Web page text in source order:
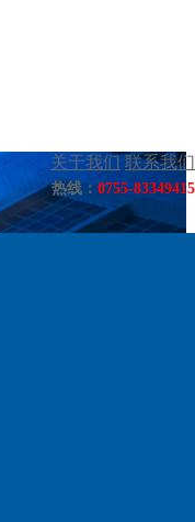
关于我们 联系我们
热线：0755-83349415